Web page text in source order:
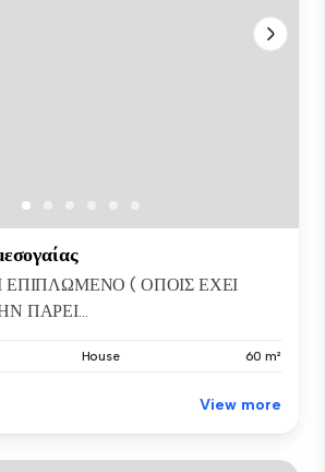
ΕΠΙΠΛΩΜΕΝΟ ( ΟΠΟΙΣ ΕΧΕΙ
ΠΑΡΕΙ...
House 60 m²
View more